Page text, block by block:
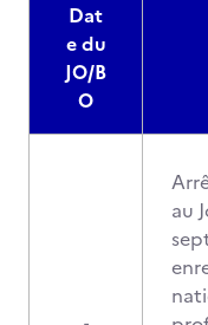
Dat
e du
JO/B
O
au